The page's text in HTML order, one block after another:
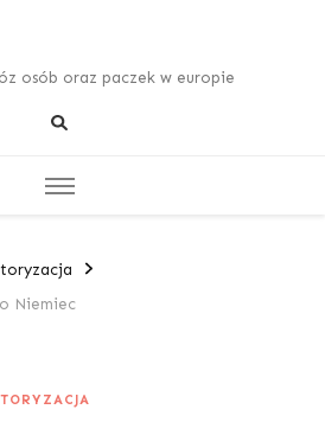
osób oraz paczek w europie
Niemiec